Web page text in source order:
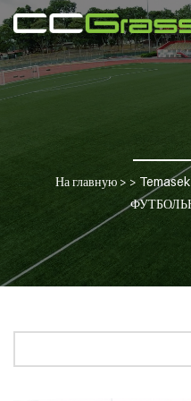
На главную > >